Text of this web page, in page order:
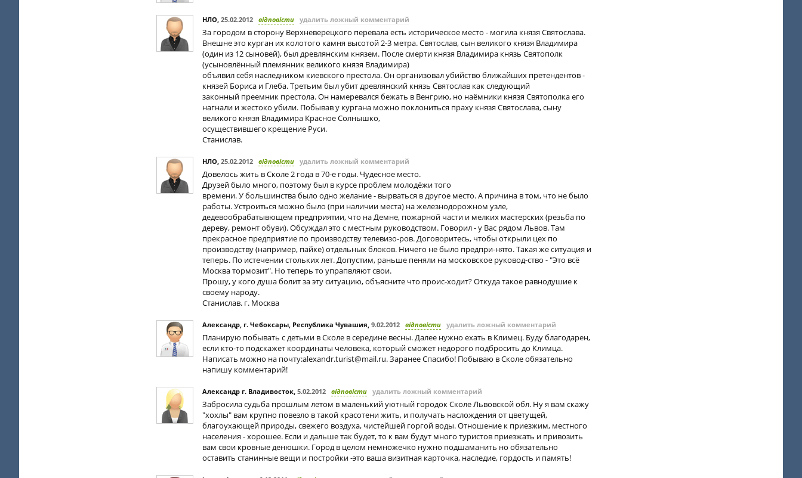
НЛО, 25.02.2012 відповісти удалить ложный комментарий
За городом в сторону Верхневерецкого перевала есть историческое место - могила князя Святослава.
Внешне это курган их колотого камня высотой 2-3 метра. Святослав, сын великого князя Владимира
(один из 12 сыновей), был древлянским князем. После смерти князя Владимира князь Святополк
(усыновлённый племянник великого князя Владимира)
объявил себя наследником киевского престола. Он организовал убийство ближайших претендентов -
князей Бориса и Глеба. Третьим был убит древлянский князь Святослав как следующий
законный преемник престола. Он намеревался бежать в Венгрию, но наёмники князя Святополка его
нагнали и жестоко убили. Побывав у кургана можно поклониться праху князя Святослава, сыну
великого князя Владимира Красное Солнышко,
осуществившего крещение Руси.
Станислав.
НЛО, 25.02.2012 відповісти удалить ложный комментарий
Довелось жить в Сколе 2 года в 70-е годы. Чудесное место.
Друзей было много, поэтому был в курсе проблем молодёжи того
времени. У большинства было одно желание - вырваться в другое место. А причина в том, что не было
работы. Устроиться можно было (при наличии места) на железнодорожном узле,
дедевообрабатывющем предприятии, что на Демне, пожарной части и мелких мастерских (резьба по
дереву, ремонт обуви). Обсуждал это с местным руководством. Говорил - у Вас рядом Львов. Там
прекрасное предприятие по производству телевизо-ров. Договоритесь, чтобы открыли цех по
производству (например, пайке) отдельных блоков. Ничего не было предпри-нято. Такая же ситуация и
теперь. По истечении стольких лет. Допустим, раньше пеняли на московское руковод-ство - "Это всё
Москва тормозит". Но теперь то упрапвляют свои.
Прошу, у кого душа болит за эту ситуацию, объясните что проис-ходит? Откуда такое равнодушие к
своему народу.
Станислав. г. Москва
Александр, г. Чебоксары, Республика Чувашия, 9.02.2012 відповісти удалить ложный комментарий
Планирую побывать с детьми в Сколе в середине весны. Далее нужно ехать в Климец. Буду благодарен,
если кто-то подскажет координаты человека, который сможет недорого подбросить до Климца.
Написать можно на почту:alexandr.turist@mail.ru. Заранее Спасибо! Побываю в Сколе обязательно
напишу комментарий!
Александр г. Владивосток, 5.02.2012 відповісти удалить ложный комментарий
Забросила судьба прошлым летом в маленький уютный городок Сколе Львовской обл. Ну я вам скажу
"хохлы" вам крупно повезло в такой красотени жить, и получать наслождения от цветущей,
благоухающей природы, свежего воздуха, чистейшей горгой воды. Отношение к приезжим, местного
населения - хорошее. Если и дальше так будет, то к вам будут много туристов приезжать и привозить
вам свои кровные денюшки. Город в целом немножечко нужно подшаманить но обязательно
оставить станинные вещи и постройки -это ваша визитная карточка, наследие, гордость и память!